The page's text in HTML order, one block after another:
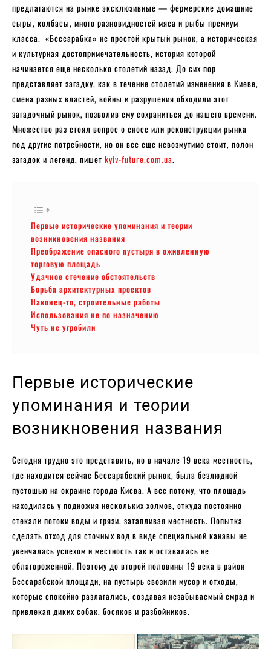
предлагаются на рынке эксклюзивные — фермерские домашние
сыры, колбасы, много разновидностей мяса и рыбы премиум
класса. «Бессарабка» не простой крытый рынок, а историческая
и культурная достопримечательность, история которой
начинается еще несколько столетий назад. До сих пор
представляет загадку, как в течение столетий изменения в Киеве,
смена разных властей, войны и разрушения обходили этот
загадочный рынок, позволив ему сохраниться до нашего времени.
Множество раз стоял вопрос о сносе или реконструкции рынка
под другие потребности, но он все еще невозмутимо стоит, полон
загадок и легенд, пишет kyiv-future.com.ua.
Первые исторические упоминания и теории
возникновения названия
Преображение опасного пустыря в оживленную
торговую площадь
Удачное стечение обстоятельств
Борьба архитектурных проектов
Наконец-то, строительные работы
Использования не по назначению
Чуть не угробили
Первые исторические
упоминания и теории
возникновения названия
Сегодня трудно это представить, но в начале 19 века местность,
где находится сейчас Бессарабский рынок, была безлюдной
пустошью на окраине города Киева. А все потому, что площадь
находилась у подножия нескольких холмов, откуда постоянно
стекали потоки воды и грязи, затапливая местность. Попытка
сделать отход для сточных вод в виде специальной канавы не
увенчалась успехом и местность так и оставалась не
облагороженной. Поэтому до второй половины 19 века в район
Бессарабской площади, на пустырь свозили мусор и отходы,
которые спокойно разлагались, создавая незабываемый смрад и
привлекая диких собак, босяков и разбойников.